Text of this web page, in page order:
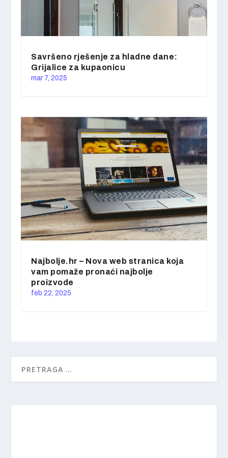
Savršeno rješenje za hladne dane:
Grijalice za kupaonicu
mar 7, 2025
Najbolje.hr – Nova web stranica koja
vam pomaže pronaći najbolje
proizvode
feb 22, 2025